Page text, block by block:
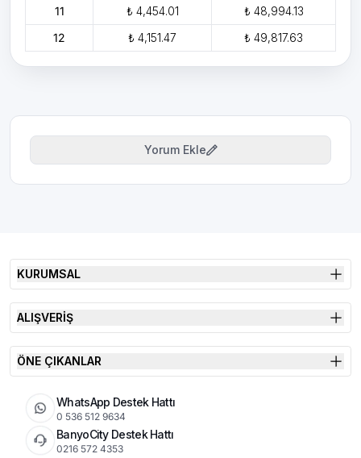
11
₺ 4,454.01
₺ 48,994.13
12
₺ 4,151.47 ₺ 49,817.63
Yorum Ekle
KURUMSAL
ALIŞVERİŞ
ÖNE ÇIKANLAR
WhatsApp Destek Hattı
0 536 512 9634
BanyoCity Destek Hattı
0216 572 4353